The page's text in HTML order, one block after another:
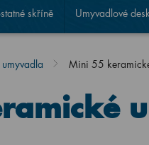
skříně Umyvadlové
Mini 55